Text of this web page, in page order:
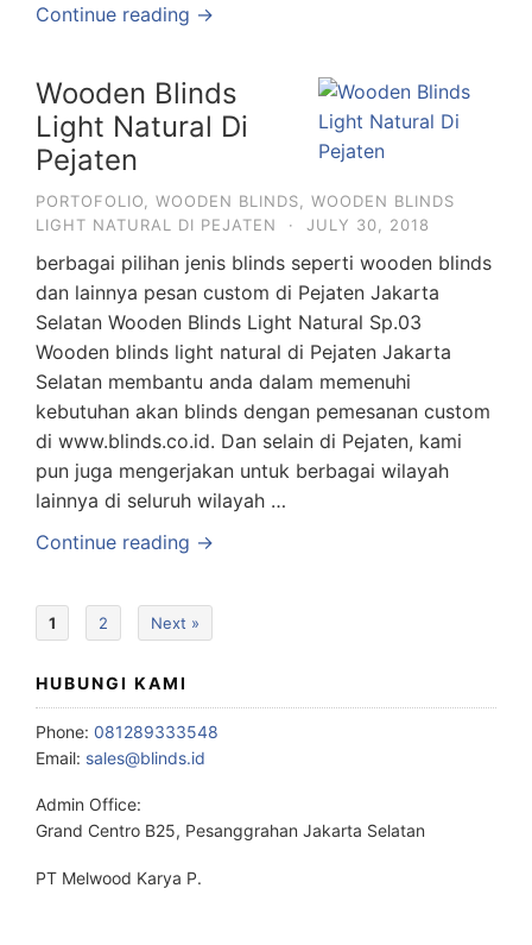
Continue reading →
Wooden Blinds
Light Natural Di
Pejaten
PORTOFOLIO WOODEN BLINDS
WOODEN BLINDS
LIGHT NATURAL DI PEJATEN
· JULY 30, 2018
berbagai pilihan jenis blinds seperti wooden blinds
dan lainnya pesan custom di Pejaten Jakarta
Selatan Wooden Blinds Light Natural Sp.03
Wooden blinds light natural di Pejaten Jakarta
Selatan membantu anda dalam memenuhi
kebutuhan akan blinds dengan pemesanan custom
di www.blinds.co.id. Dan selain di Pejaten, kami
pun juga mengerjakan untuk berbagai wilayah
lainnya di seluruh wilayah …
Continue reading →
1 2 Next »
HUBUNGI KAMI
Phone: 081289333548
Email: sales@blinds.id
Admin Office:
Grand Centro B25, Pesanggrahan Jakarta Selatan
PT Melwood Karya P.